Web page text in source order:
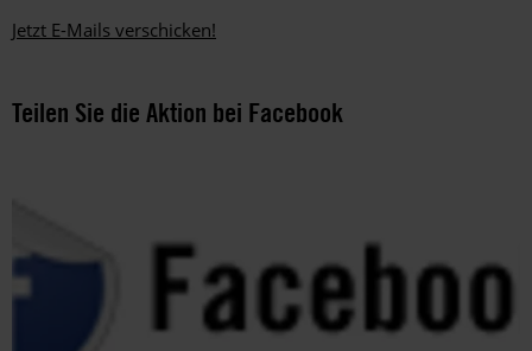
Jetzt E-Mails verschicken!
Teilen Sie die Aktion bei Facebook